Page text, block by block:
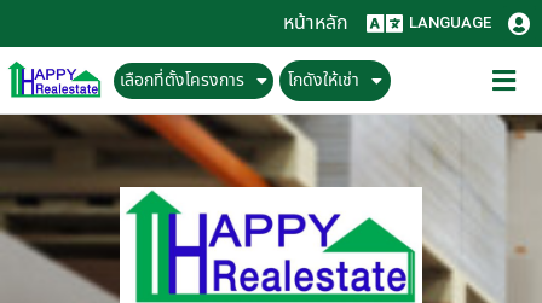
หน้าหลัก LANGUAGE
เลือกที่ตั้งโครงการ โกดังให้เช่า